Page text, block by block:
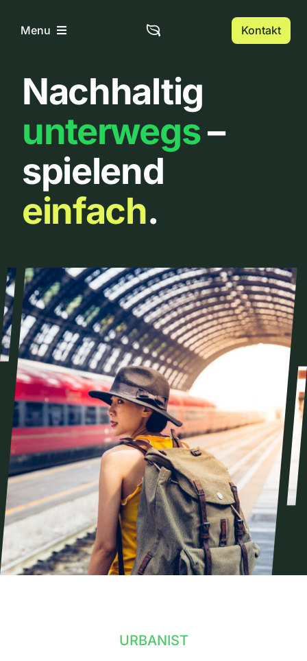
InhaltMenu
Home
Über uns
Urbanlist
Kontakt
Nachhaltig
unterwegs–
spielend
einfach.
URBANIST